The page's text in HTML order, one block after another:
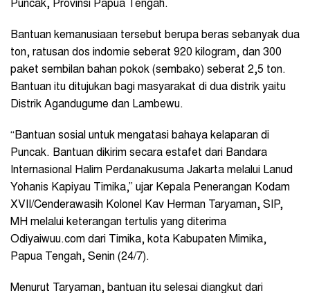
Puncak, Provinsi Papua Tengah.
Bantuan kemanusiaan tersebut berupa beras sebanyak dua
ton, ratusan dos indomie seberat 920 kilogram, dan 300
paket sembilan bahan pokok (sembako) seberat 2,5 ton.
Bantuan itu ditujukan bagi masyarakat di dua distrik yaitu
Distrik Agandugume dan Lambewu.
“Bantuan sosial untuk mengatasi bahaya kelaparan di
Puncak. Bantuan dikirim secara estafet dari Bandara
Internasional Halim Perdanakusuma Jakarta melalui Lanud
Yohanis Kapiyau Timika,” ujar Kepala Penerangan Kodam
XVII/Cenderawasih Kolonel Kav Herman Taryaman, SIP,
MH melalui keterangan tertulis yang diterima
Odiyaiwuu.com dari Timika, kota Kabupaten Mimika,
Papua Tengah, Senin (24/7).
Menurut Taryaman, bantuan itu selesai diangkut dari